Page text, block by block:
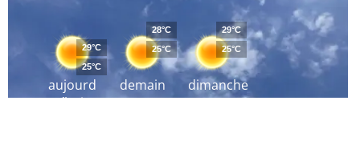
aujourd
´hui
29°C
25°C
demain
28°C
25°C
dimanche
29°C
25°C